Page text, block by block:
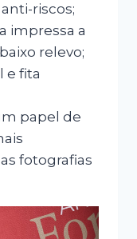
riscos;
impressa a
relevo;
e fita
papel de
fotografias